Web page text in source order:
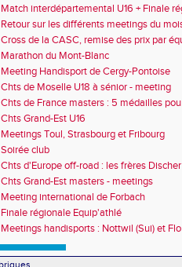
Match interdépartemental U16 + Finale
Obernai
Retour sur les différents meetings du
Cross de la CASC, remise des prix par
collèges
Marathon du Mont-Blanc
Meeting Handisport de Cergy-Pontoise
Chts de Moselle U18 à sénior - meeting
Chts de France masters : 5 médailles
Chts Grand-Est U16
Meetings Toul, Strasbourg et Fribourg
Soirée club
Chts d'Europe off-road : les frères
Chts Grand-Est masters - meetings
Meeting international de Forbach
Finale régionale Equip'athlé
Meetings handisports : Nottwil (Sui) et